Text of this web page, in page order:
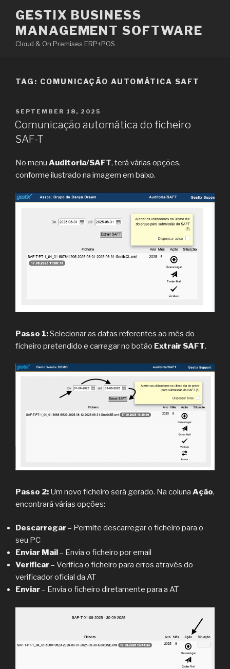
content
GESTIX BUSINESS
MANAGEMENT SOFTWARE
Cloud & On Premises ERP+POS
TAG: COMUNICAÇÃO AUTOMÁTICA SAFT
POSTED
ON
SEPTEMBER 18, 2025
Comunicação automática do ficheiro
SAF-T
No menu Auditoria/SAFT, terá várias opções,
conforme ilustrado na imagem em baixo.
Passo 1:Selecionar as datas referentes ao mês do
ficheiro pretendido e carregar no botão Extrair SAFT.
Passo 2: Um novo ficheiro será gerado. Na coluna Ação,
encontrará várias opções:
Descarregar– Permite descarregar o ficheiro para o
seu PC
Enviar Mail– Envia o ficheiro por email
Verificar– Verifica o ficheiro para erros através do
verificador oficial da AT
Enviar– Envia o ficheiro diretamente para a AT